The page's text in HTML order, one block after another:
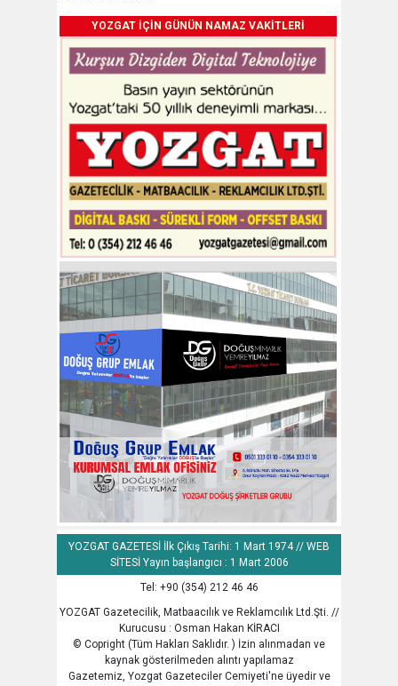
YOZGAT İÇİN GÜNÜN NAMAZ VAKİTLERİ
YOZGAT GAZETESİ İlk Çıkış Tarihi: 1 Mart 1974 // WEB
SİTESİ Yayın başlangıcı : 1 Mart 2006
Tel: +90 (354) 212 46 46
YOZGAT Gazetecilik, Matbaacılık ve Reklamcılık Ltd.Şti. //
Kurucusu : Osman Hakan KİRACI
© Copright (Tüm Hakları Saklıdır. ) İzin alınmadan ve
kaynak gösterilmeden alıntı yapılamaz
Gazetemiz, Yozgat Gazeteciler Cemiyeti'ne üyedir ve